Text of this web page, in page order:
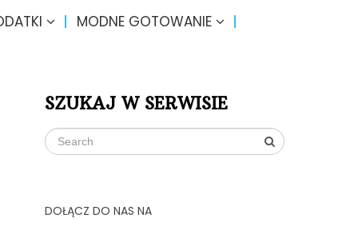
MODNE GOTOWANIE
SZUKAJ W SERWISIE
DOŁĄCZ DO NAS NA